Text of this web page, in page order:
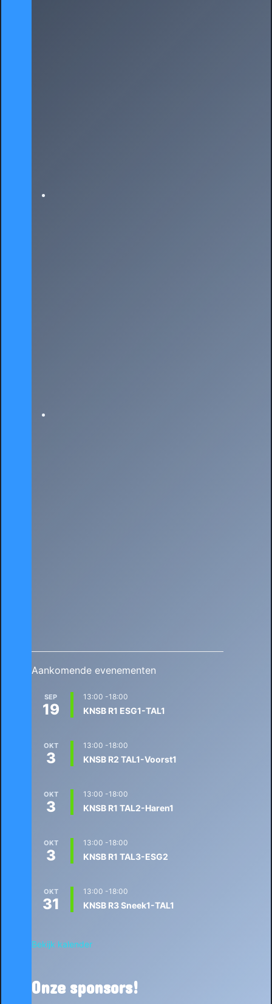
Aankomende evenementen
SEP
19
13:00 -18:00
KNSB R1 ESG1-TAL1
OKT
3
13:00 -18:00
KNSB R2 TAL1-Voorst1
OKT
3
13:00 -18:00
KNSB R1 TAL2-Haren1
OKT
3
13:00 -18:00
KNSB R1 TAL3-ESG2
OKT
31
13:00 -18:00
KNSB R3 Sneek1-TAL1
Bekijk kalender
Onze sponsors!